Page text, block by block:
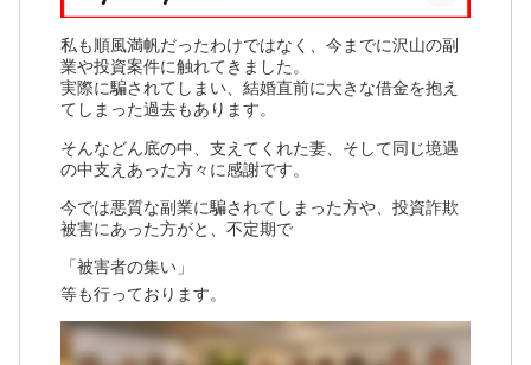
私も順風満帆だったわけではなく、今までに沢山の副
業や投資案件に触れてきました。
実際に騙されてしまい、結婚直前に大きな借金を抱え
てしまった過去もあります。
そんなどん底の中、支えてくれた妻、そして同じ境遇
の中支えあった方々に感謝です。
今では悪質な副業に騙されてしまった方や、投資詐欺
被害にあった方がと、不定期で
「被害者の集い」
等も行っております。